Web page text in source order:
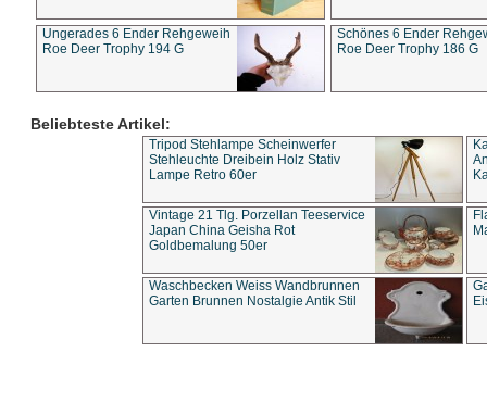
Ungerades 6 Ender Rehgeweih
Roe Deer Trophy 194 G
Schönes 6 Ender
Roe Deer Trophy 186 G
Beliebteste Artikel:
Tripod Stehlampe Scheinwerfer
Stehleuchte Dreibein Holz Stativ
Lampe Retro 60er
Vintage 21 Tlg. Porzellan Teeservice
Japan China Geisha Rot
Goldbemalung 50er
Waschbecken Weiss Wandbrunnen
Garten Brunnen Nostalgie Antik Stil